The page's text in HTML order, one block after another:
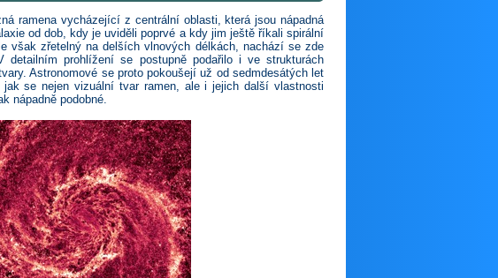
ramena vycházející z centrální oblasti, která jsou nápadná
od dob, kdy je uviděli poprvé a kdy jim ještě říkali spirální
však zřetelný na delších vlnových délkách, nachází se zde
detailním prohlížení se postupně podařilo i ve strukturách
Astronomové se proto pokoušejí už od sedmdesátých let
se nejen vizuální tvar ramen, ale i jejich další vlastnosti
nápadně podobné.